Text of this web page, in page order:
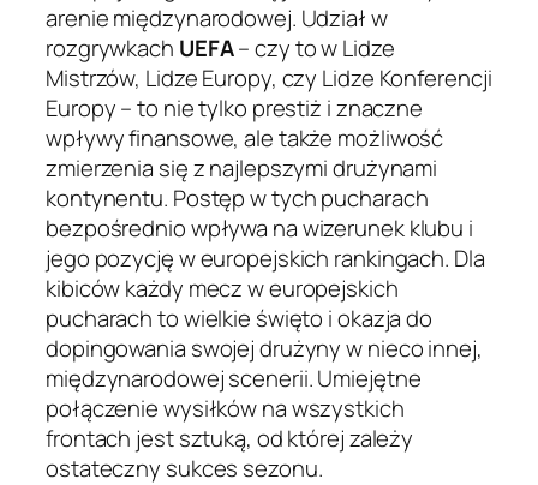
arenie międzynarodowej. Udział w
rozgrywkach UEFA– czy to w Lidze
Mistrzów, Lidze Europy, czy Lidze Konferencji
Europy – to nie tylko prestiż i znaczne
wpływy finansowe, ale także możliwość
zmierzenia się z najlepszymi drużynami
kontynentu. Postęp w tych pucharach
bezpośrednio wpływa na wizerunek klubu i
jego pozycję w europejskich rankingach. Dla
kibiców każdy mecz w europejskich
pucharach to wielkie święto i okazja do
dopingowania swojej drużyny w nieco innej,
międzynarodowej scenerii. Umiejętne
połączenie wysiłków na wszystkich
frontach jest sztuką, od której zależy
ostateczny sukces sezonu.